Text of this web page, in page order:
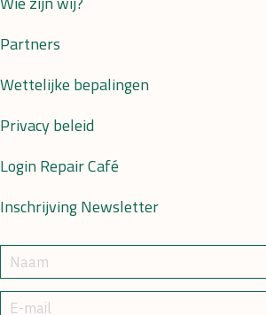
Partners
Wettelijke bepalingen
Privacy beleid
Login Repair Café
Inschrijving Newsletter